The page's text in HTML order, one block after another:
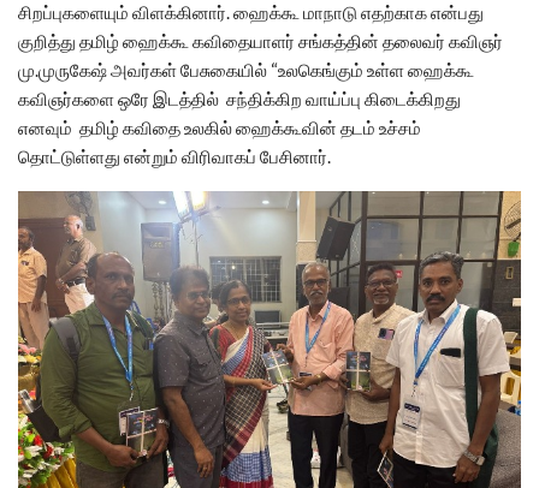
சிறப்புகளையும் விளக்கினார். ஹைக்கூ மாநாடு எதற்காக என்பது
குறித்து தமிழ் ஹைக்கூ கவிதையாளர் சங்கத்தின் தலைவர் கவிஞர்
மு.முருகேஷ் அவர்கள் பேசுகையில் “உலகெங்கும் உள்ள ஹைக்கூ
கவிஞர்களை ஒரே இடத்தில் சந்திக்கிற வாய்ப்பு கிடைக்கிறது
எனவும் தமிழ் கவிதை உலகில் ஹைக்கூவின் தடம் உச்சம்
தொட்டுள்ளது என்றும் விரிவாகப் பேசினார்.